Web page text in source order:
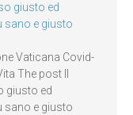
giusto ed
sano e giusto
Vaticana Covid-
The post Il
giusto ed
sano e giusto